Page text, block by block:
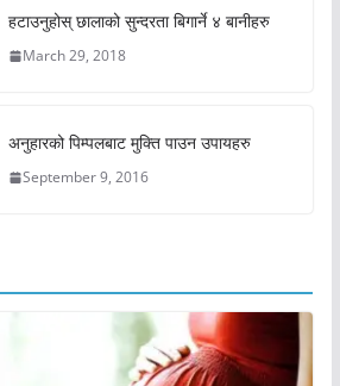
हटाउनुहोस् छालाको सुन्दरता बिगार्ने ४ बानीहरु
March 29, 2018
अनुहारको पिम्पलबाट मुक्ति पाउन उपायहरु
September 9, 2016